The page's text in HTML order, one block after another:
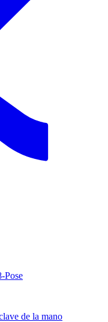
Pose
de la mano